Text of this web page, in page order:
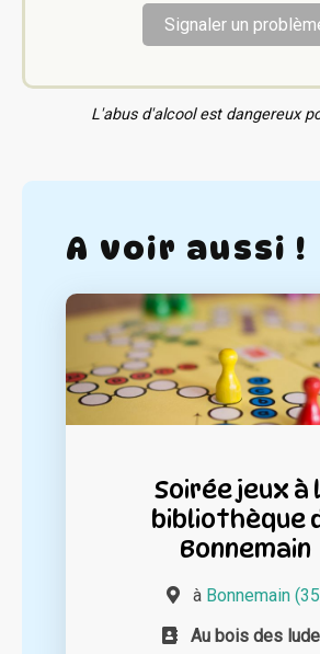
Signaler un
L'abus d'alcool est dangereux
A voir aussi !
Soirée jeux à
bibliothèque
Bonnemain
à Bonnemain
Au bois des